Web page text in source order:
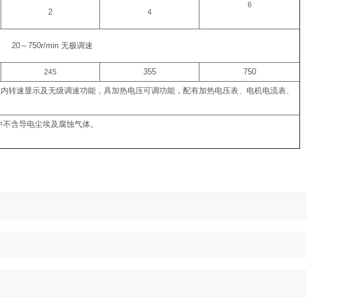
2 4
6
20～ 750r/min 无极调速
245 355 750
内转速显示及无级调速功能，具加热电压可调功能，配有加热电压表、电机电流表、
不含导电尘埃及腐蚀气体。